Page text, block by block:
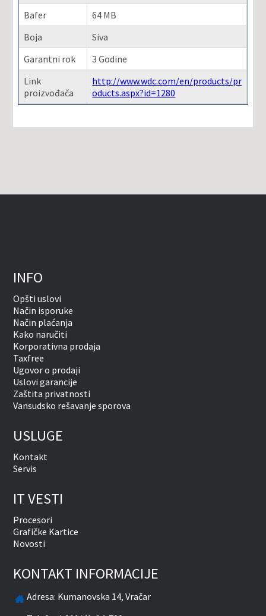
Bafer
64 MB
Boja
Siva
Garantni rok
3 Godine
Link
proizvođača
http://www.wdc.com/en/products/pr
oducts.aspx?id=1280
INFO
Opšti uslovi
Način isporuke
Način plaćanja
Kako naručiti
Korporativna prodaja
Taxfree
Ugovor o prodaji
Uslovi garancije
Zaštita privatnosti
Vansudsko rešavanje sporova
USLUGE
Kontakt
Servis
IT VESTI
Procesori
Grafičke Kartice
Novosti
KONTAKT INFORMACIJE
Adresa: Kumanovska 14, Vračar